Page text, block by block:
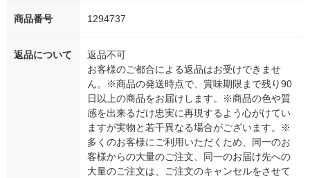
商品番号 1294737
返品について
返品不可
お客様のご都合による返品はお受けできませ
ん。※商品の発送時点で、賞味期限まで残り90
日以上の商品をお届けします。※商品の色や質
感を出来るだけ忠実に再現するよう心がけてい
ますが実物と若干異なる場合がございます。※
多くのお客様にご利用いただくため、同一のお
客様からの大量のご注文、同一のお届け先への
大量のご注文は、ご注文のキャンセルをさせて